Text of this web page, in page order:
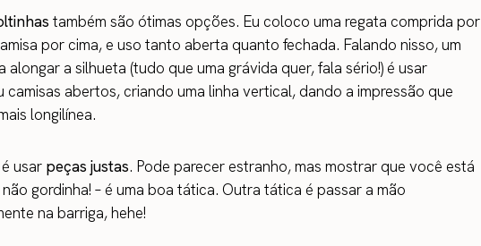
também são ótimas opções. Eu coloco uma regata comprida por
por cima, e uso tanto aberta quanto fechada. Falando nisso, um
alongar a silhueta (tudo que uma grávida quer, fala sério!) é usar
camisas abertos, criando uma linha vertical, dando a impressão que
longilínea.
usar peças justas. Pode parecer estranho, mas mostrar que você está
não gordinha! – é uma boa tática. Outra tática é passar a mão
na barriga, hehe!